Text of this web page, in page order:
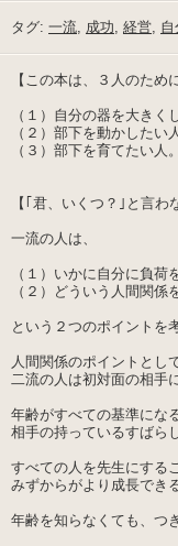
タグ: 一流, 成功, 経営, 自
【この本は、３人のため
（１）自分の器を大きく
（２）部下を動かしたい人
（３）部下を育てたい人。
【｢君、いくつ？｣と言わ
一流の人は、
（１）いかに自分に負
（２）どういう人間関係
という２つのポイントを
人間関係のポイントとして
二流の人は初対面の相手
年齢がすべての基準にな
相手の持っているすばら
すべての人を先生にする
みずからがより成長でき
年齢を知らなくても、つ